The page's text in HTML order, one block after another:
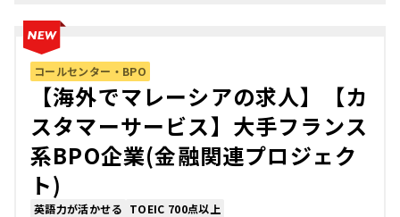
コールセンター・BPO
【海外でマレーシアの求人】【カ
スタマーサービス】大手フランス
系BPO企業(金融関連プロジェク
ト)
英語力が活かせる TOEIC 700点以上